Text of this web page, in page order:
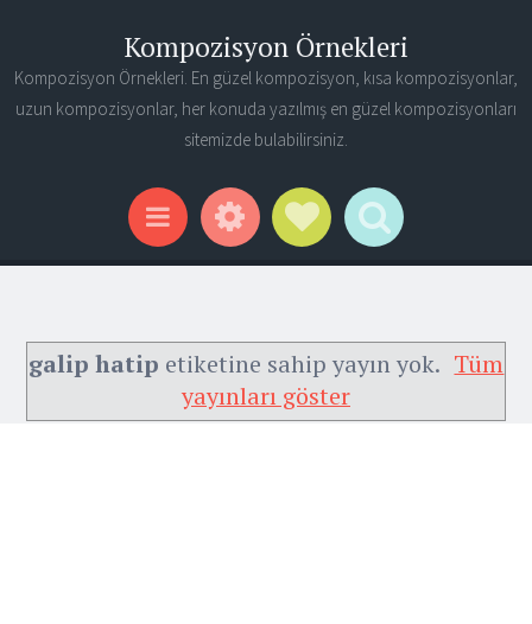
Kompozisyon Örnekleri
Kompozisyon Örnekleri. En güzel kompozisyon, kısa kompozisyonlar,
uzun kompozisyonlar, her konuda yazılmış en güzel kompozisyonları
sitemizde bulabilirsiniz.
Menu WidgetsSocial Links
Search
galip hatip etiketine sahip yayın yok. Tüm
yayınları göster